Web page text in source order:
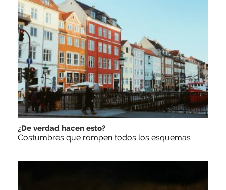
¿De verdad hacen esto?
Costumbres que rompen todos los esquemas